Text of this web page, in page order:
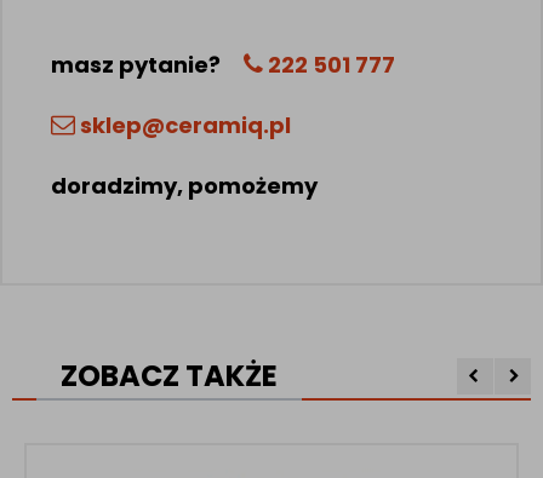
masz pytanie?
222 501 777
sklep@ceramiq.pl
doradzimy, pomożemy
ZOBACZ TAKŻE